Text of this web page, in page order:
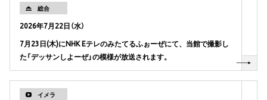
総合
2026年7月22日（水）
7月23日(木)にNHK Eテレのみたてるふぉーぜにて、当館で撮影し
た「デッサンしよーぜ」の模様が放送されます。
イメラ